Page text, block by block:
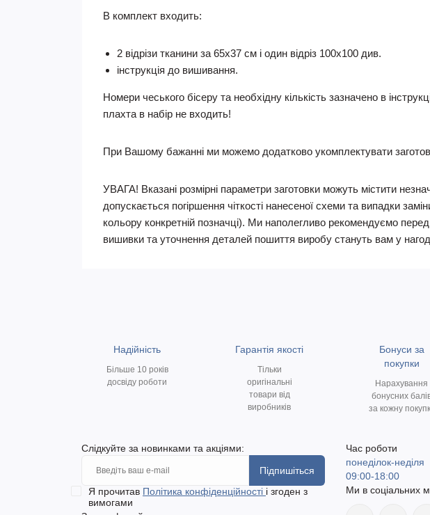
В комплект входить:
2 відрізи тканини за 65х37 см і один відріз 100х100 див.
інструкція до вишивання.
Номери чеського бісеру та необхідну кількість зазначено в
плахта в набір не входить!
При Вашому бажанні ми можемо додатково укомплектувати
УВАГА! Вказані розмірні параметри заготовки можуть містити
допускається погіршення чіткості нанесеної схеми та випадки
кольору конкретній позначці). Ми наполегливо рекомендуємо
вишивки та уточнення деталей пошиття виробу стануть вам у
Надійність
Більше 10 років
досвіду роботи
Гарантія якості
Тільки
оригінальні
товари від
виробників
Бонуси за
покупки
Нарахування
бонусних
за кожну
Слідкуйте за новинками та акціями:
Підпишіться
Я прочитав Політика конфіденційності і згоден з
вимогами
Час роботи
понеділок-неділя
09:00-18:00
Ми в соціальних